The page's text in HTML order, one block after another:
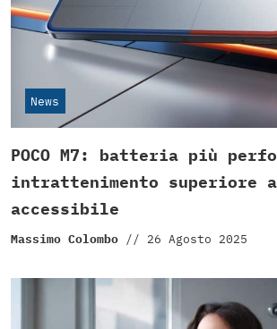
News
POCO M7: batteria più
intrattenimento superiore
accessibile
Massimo Colombo // 26 Agosto 2025